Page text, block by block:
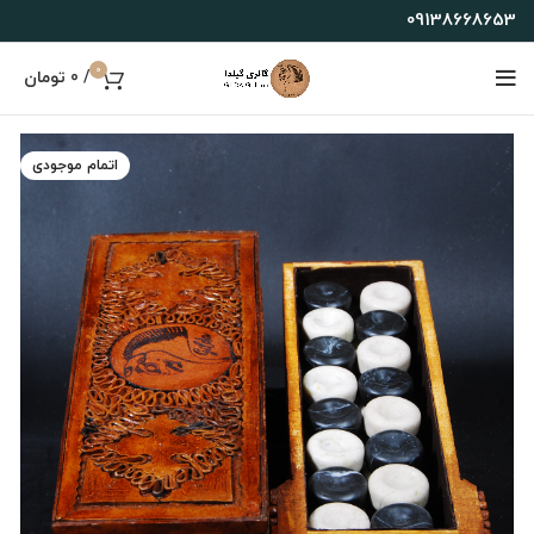
09138668653
0
/
0 تومان
اتمام موجودی